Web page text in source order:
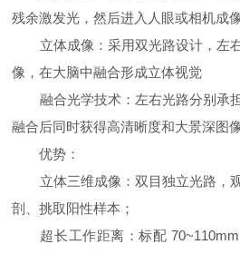
残余激发光，然后进入人眼或相机成
立体成像：采用双光路设计，左
像，在大脑中融合形成立体视觉
融合光学技术：左右光路分别承担
融合后同时获得高清晰度和大景深图
优势：
立体三维成像：双目独立光路，
剖、挑取阳性样本；
超长工作距离：标配 70~110mm